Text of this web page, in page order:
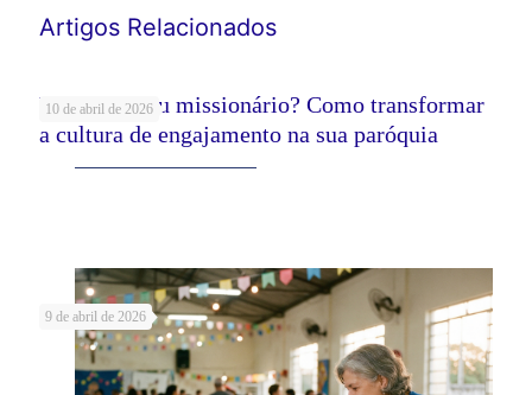
Artigos Relacionados
10 de abril de 2026
Voluntário ou missionário? Como transformar
a cultura de engajamento na sua paróquia
9 de abril de 2026